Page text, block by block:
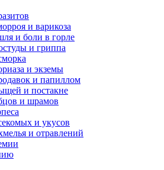
и варикоза
и боли в горле
и гриппа
и экземы
и папиллом
и постакне
и шрамов
и укусов
и отравлений